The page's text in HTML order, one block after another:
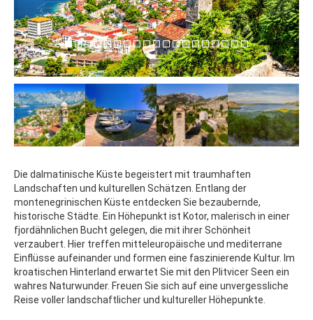
Die dalmatinische Küste begeistert mit traumhaften
Landschaften und kulturellen Schätzen. Entlang der
montenegrinischen Küste entdecken Sie bezaubernde,
historische Städte. Ein Höhepunkt ist Kotor, malerisch in einer
fjordähnlichen Bucht gelegen, die mit ihrer Schönheit
verzaubert. Hier treffen mitteleuropäische und mediterrane
Einflüsse aufeinander und formen eine faszinierende Kultur. Im
kroatischen Hinterland erwartet Sie mit den Plitvicer Seen ein
wahres Naturwunder. Freuen Sie sich auf eine unvergessliche
Reise voller landschaftlicher und kultureller Höhepunkte.